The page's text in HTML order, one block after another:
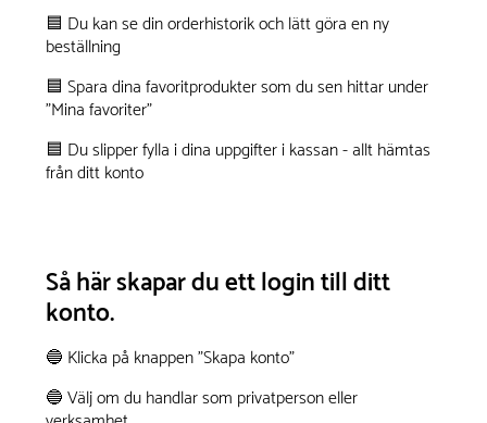
🟦 Du kan se din orderhistorik och lätt göra en ny
beställning
🟦 Spara dina favoritprodukter som du sen hittar under
"Mina favoriter"
🟦 Du slipper fylla i dina uppgifter i kassan - allt hämtas
från ditt konto
Så här skapar du ett login till ditt
konto.
🔵 Klicka på knappen "Skapa konto"
🔵 Välj om du handlar som privatperson eller